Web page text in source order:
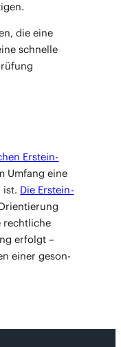
die eine
schnel­le
Erst­ein­
Umfang eine
ist. Die Erst­ein­
recht­li­che
erfolgt –
einer geson­